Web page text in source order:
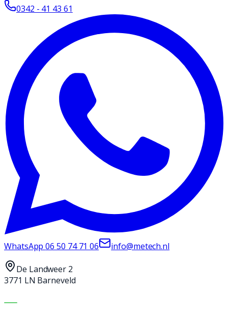
0342 - 41 43 61
WhatsApp06 50 74 71 06 info@metech.nl
De Landweer 2
3771 LN Barneveld
MASCHINEN